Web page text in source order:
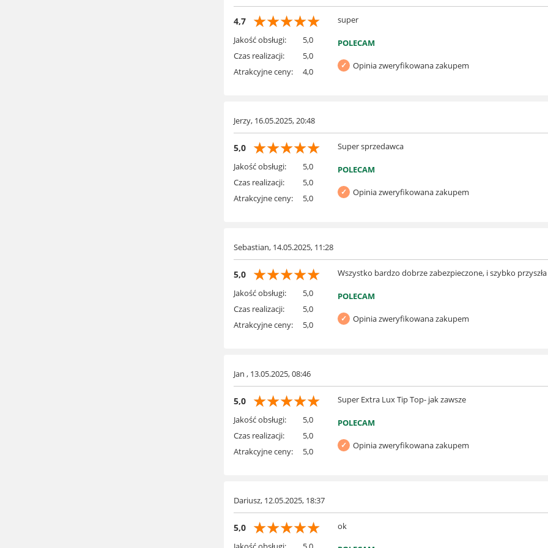
4,7 ☆
☆
☆
☆
☆
Jakość obsługi:
5,0
Czas realizacji:
5,0
Atrakcyjne ceny:
4,0
super
POLECAM
Opinia zweryfikowana zakupem
Jerzy, 16.05.2025, 20:48
5,0 ☆
☆
☆
☆
☆
Jakość obsługi:
5,0
Czas realizacji:
5,0
Atrakcyjne ceny:
5,0
Super sprzedawca
POLECAM
Opinia zweryfikowana zakupem
Sebastian, 14.05.2025, 11:28
5,0 ☆
☆
☆
☆
☆
Jakość obsługi:
5,0
Czas realizacji:
5,0
Atrakcyjne ceny:
5,0
Wszystko bardzo dobrze zabezpieczone, i szybko
POLECAM
Opinia zweryfikowana zakupem
Jan , 13.05.2025, 08:46
5,0 ☆
☆
☆
☆
☆
Jakość obsługi:
5,0
Czas realizacji:
5,0
Atrakcyjne ceny:
5,0
Super Extra Lux Tip Top- jak zawsze
POLECAM
Opinia zweryfikowana zakupem
Dariusz, 12.05.2025, 18:37
5,0 ☆
☆
☆
☆
☆ ok